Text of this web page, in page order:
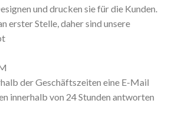
und drucken sie für die Kunden.
erster Stelle, daher sind unsere
der Geschäftszeiten eine E-Mail
innerhalb von 24 Stunden antworten